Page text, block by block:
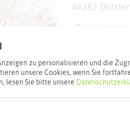
46282 Dorsten
Webseite
zu personalisieren und die
unsere Cookies, wenn Sie
lesen Sie bitte unsere